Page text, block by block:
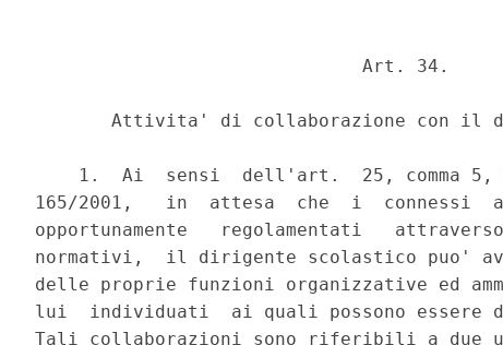
                              Art. 34.
Attivita' di collaborazione con il
1.  Ai  sensi  dell'art.  25, comma 5,
165/2001,   in  attesa  che  i  connessi
opportunamente   regolamentati
normativi,  il dirigente scolastico puo'
delle proprie funzioni organizzative ed
lui  individuati  ai quali possono essere
Tali collaborazioni sono riferibili a due